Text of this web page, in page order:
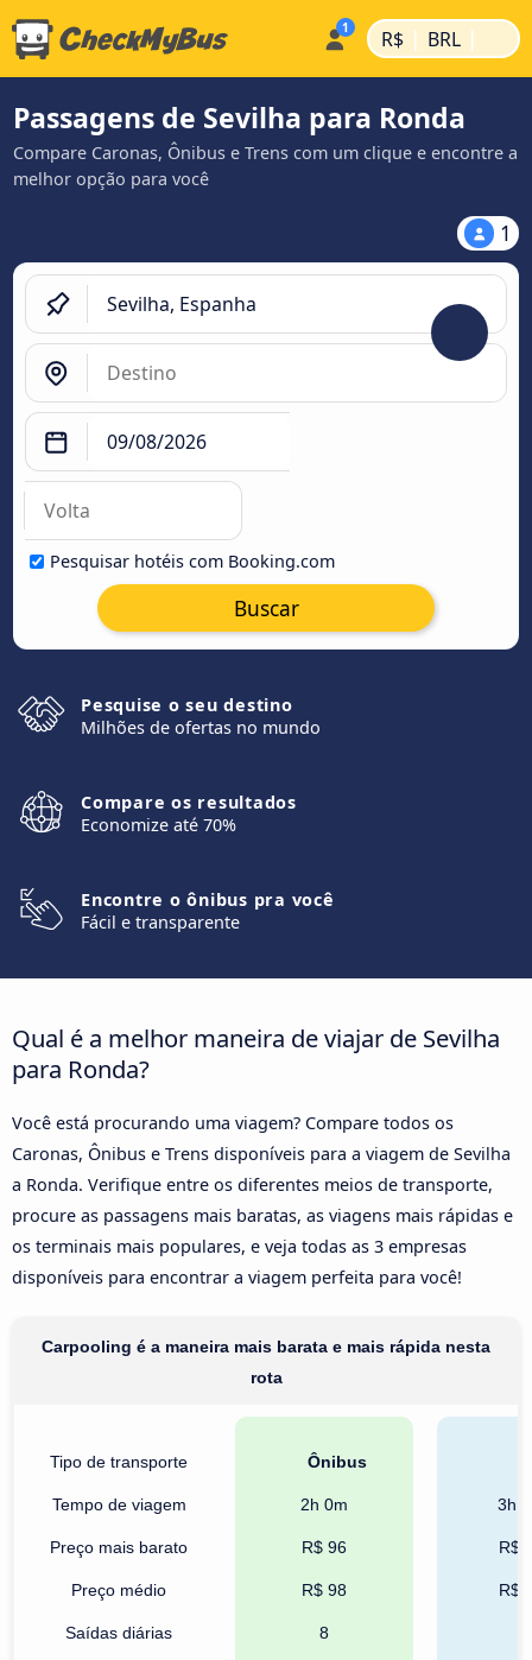
R$ | BRL |
Passagens de Sevilha para Ronda
Compare Caronas, Ônibus e Trens com um clique e encontre a
melhor opção para você
1
Pesquisar hotéis com Booking.com
Buscar
Pesquise o seu destino
Milhões de ofertas no mundo
Compare os resultados
Economize até 70%
Encontre o ônibus pra você
Fácil e transparente
Qual é a melhor maneira de viajar de Sevilha
para Ronda?
Você está procurando uma viagem? Compare todos os
Caronas, Ônibus e Trens disponíveis para a viagem de Sevilha
a Ronda. Verifique entre os diferentes meios de transporte,
procure as passagens mais baratas, as viagens mais rápidas e
os terminais mais populares, e veja todas as 3 empresas
disponíveis para encontrar a viagem perfeita para você!
Carpooling é a maneira mais barata e mais rápida nesta
rota
Tipo de transporte
Tempo de viagem
Preço mais barato
Preço médio
Saídas diárias
Ônibus
2h 0m
R$ 96
R$ 98
8
3h
R$
R$